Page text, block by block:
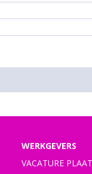
WERKGEVERS
VACATURE